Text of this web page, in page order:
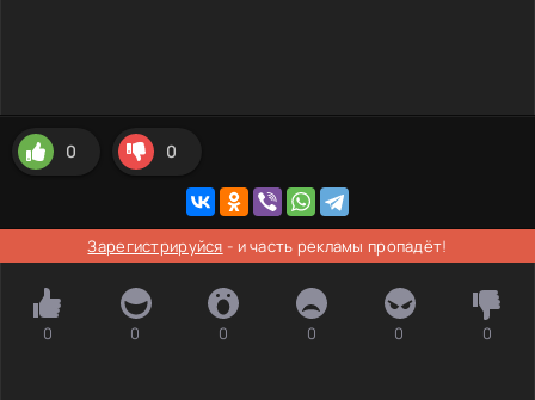
0 0
Зарегистрируйся - и часть рекламы пропадёт!
0 0 0 0 0 0